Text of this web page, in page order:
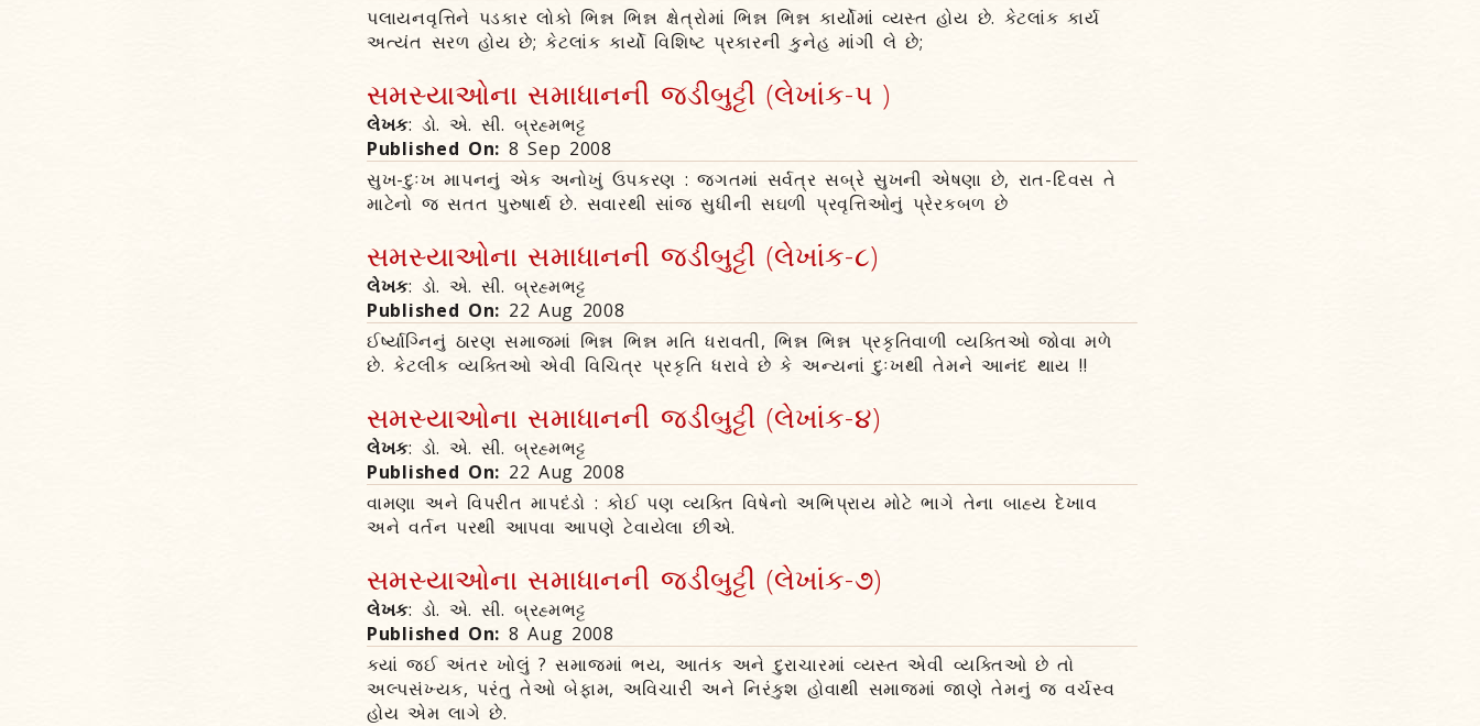
પલાયનવૃત્તિને પડકાર લોકો ભિન્ન ભિન્ન ક્ષેત્રોમાં ભિન્ન ભિન્ન કાર્યોમાં વ્યસ્ત હોય છે. કેટલાંક કાર્ય
અત્યંત સરળ હોય છે; કેટલાંક કાર્યો વિશિષ્ટ પ્રકારની કુનેહ માંગી લે છે;
સમસ્યાઓના સમાધાનની જડીબુટ્ટી (લેખાંક-૫ )
લેખક: ડો. એ. સી. બ્રહ્મભટ્ટ
Published On: 8 Sep 2008
સુખ-દુઃખ માપનનું એક અનોખું ઉપકરણ : જગતમાં સર્વત્ર સબ્રે સુખની એષણા છે, રાત-દિવસ તે
માટેનો જ સતત પુરુષાર્થ છે. સવારથી સાંજ સુધીની સઘળી પ્રવૃત્તિઓનું પ્રેરકબળ છે
સમસ્યાઓના સમાધાનની જડીબુટ્ટી (લેખાંક-૮)
લેખક: ડો. એ. સી. બ્રહ્મભટ્ટ
Published On: 22 Aug 2008
ઈર્ષ્યાગ્નિનું ઠારણ સમાજમાં ભિન્ન ભિન્ન મતિ ધરાવતી, ભિન્ન ભિન્ન પ્રકૃતિવાળી વ્યક્તિઓ જોવા મળે
છે. કેટલીક વ્યક્તિઓ એવી વિચિત્ર પ્રકૃતિ ધરાવે છે કે અન્યનાં દુઃખથી તેમને આનંદ થાય !!
સમસ્યાઓના સમાધાનની જડીબુટ્ટી (લેખાંક-૪)
લેખક: ડો. એ. સી. બ્રહ્મભટ્ટ
Published On: 22 Aug 2008
વામણા અને વિપરીત માપદંડો : કોઈ પણ વ્યક્તિ વિષેનો અભિપ્રાય મોટે ભાગે તેના બાહ્ય દેખાવ
અને વર્તન પરથી આપવા આપણે ટેવાયેલા છીએ.
સમસ્યાઓના સમાધાનની જડીબુટ્ટી (લેખાંક-૭)
લેખક: ડો. એ. સી. બ્રહ્મભટ્ટ
Published On: 8 Aug 2008
ક્યાં જઈ અંતર ખોલું ? સમાજમાં ભય, આતંક અને દુરાચારમાં વ્યસ્ત એવી વ્યક્તિઓ છે તો
અલ્પસંખ્યક, પરંતુ તેઓ બેફામ, અવિચારી અને નિરંકુશ હોવાથી સમાજમાં જાણે તેમનું જ વર્ચસ્વ
હોય એમ લાગે છે.